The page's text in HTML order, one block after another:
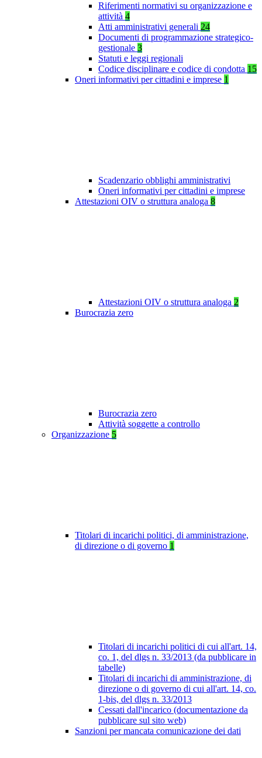
Riferimenti normativi su organizzazione e
attività 4
Atti amministrativi generali 24
Documenti di programmazione strategico-
gestionale 3
Statuti e leggi regionali
Codice disciplinare e codice di condotta 15
Oneri informativi per cittadini e imprese 1
Scadenzario obblighi amministrativi
Oneri informativi per cittadini e imprese
Attestazioni OIV o struttura analoga 8
Attestazioni OIV o struttura analoga 2
Burocrazia zero
Burocrazia zero
Attività soggette a controllo
Organizzazione 5
Titolari di incarichi politici, di amministrazione,
di direzione o di governo 1
Titolari di incarichi politici di cui all'art. 14,
co. 1, del dlgs n. 33/2013 (da pubblicare in
tabelle)
Titolari di incarichi di amministrazione, di
direzione o di governo di cui all'art. 14, co.
1-bis, del dlgs n. 33/2013
Cessati dall'incarico (documentazione da
pubblicare sul sito web)
Sanzioni per mancata comunicazione dei dati